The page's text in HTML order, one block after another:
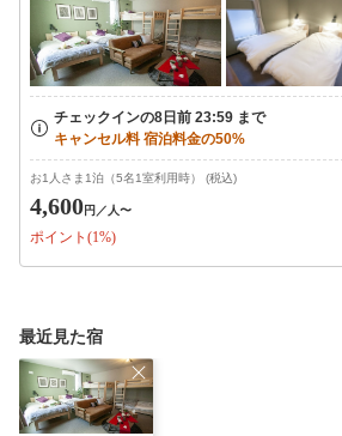
お1人さま1泊（5名1室利用時） (税込)
4,600円 ／人〜
ポイント(1%)
最近見た宿